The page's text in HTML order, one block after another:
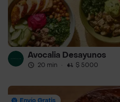
Avocalia Desayunos
20 min · $ 5000